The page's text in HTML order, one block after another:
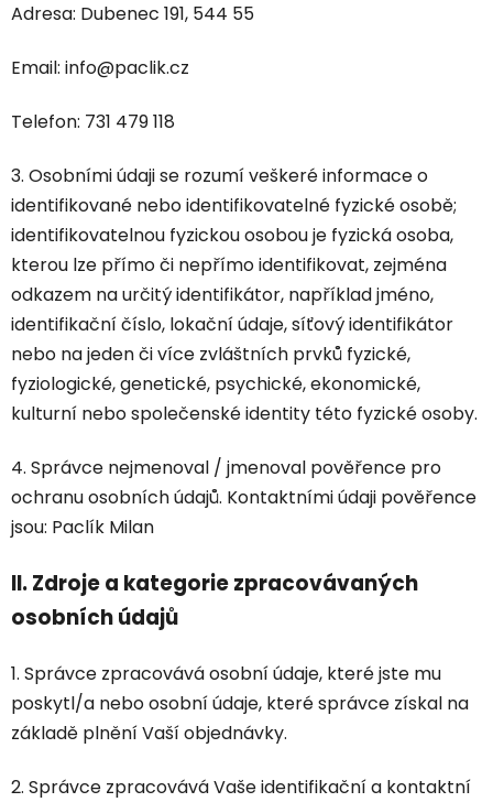
Adresa: Dubenec 191, 544 55
Email: info@paclik.cz
Telefon: 731 479 118
3. Osobními údaji se rozumí veškeré informace o
identifikované nebo identifikovatelné fyzické osobě;
identifikovatelnou fyzickou osobou je fyzická osoba,
kterou lze přímo či nepřímo identifikovat, zejména
odkazem na určitý identifikátor, například jméno,
identifikační číslo, lokační údaje, síťový identifikátor
nebo na jeden či více zvláštních prvků fyzické,
fyziologické, genetické, psychické, ekonomické,
kulturní nebo společenské identity této fyzické osoby.
4. Správce nejmenoval / jmenoval pověřence pro
ochranu osobních údajů. Kontaktními údaji pověřence
jsou: Paclík Milan
II.Zdroje a kategorie zpracovávaných
osobních údajů
1. Správce zpracovává osobní údaje, které jste mu
poskytl/a nebo osobní údaje, které správce získal na
základě plnění Vaší objednávky.
2. Správce zpracovává Vaše identifikační a kontaktní